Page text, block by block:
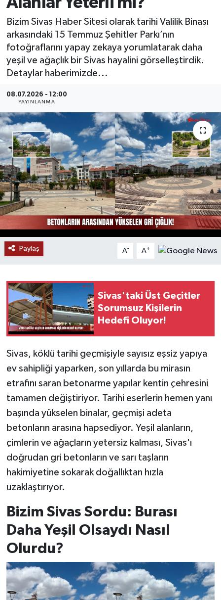
Bizim Sivas Haber Sitesi olarak tarihi Valilik Binası
arkasındaki 15 Temmuz Şehitler Parkı’nın
fotoğraflarını yapay zekaya yorumlatarak daha
yeşil ve ağaçlık bir Sivas hayalini görselleştirdik.
Detaylar haberimizde...
08.07.2026 - 12:00
YAYINLANMA
Paylaş A- A+
Sivas'taki Üst Geçitler
Sorumsuz Kişilerin
Hedefi Oluyor!
Sivas, köklü tarihi geçmişiyle sayısız eşsiz yapıya
ev sahipliği yaparken, son yıllarda bu mirasın
etrafını saran betonarme yapılar kentin çehresini
tamamen değiştiriyor. Tarihi eserlerin hemen yanı
başında yükselen binalar, geçmişi adeta
betonların arasına hapsediyor. Yeşil alanların,
çimlerin ve ağaçların yetersiz kalması, Sivas'ı
doğrudan gri betonların ve sarı taşların
hakimiyetine sokarak doğallıktan hızla
uzaklaştırıyor.
Bizim Sivas Sordu: Burası
Daha Yeşil Olsaydı Nasıl
Olurdu?
MAGAZİN
ÖZEL HABER
RESMİ İLANLAR
SAĞLIK
SİYASET
SOSYAL YARDIMLAR
SPONSORLU YAZI
SPOR
TEKNOLOJİ
YAŞAM